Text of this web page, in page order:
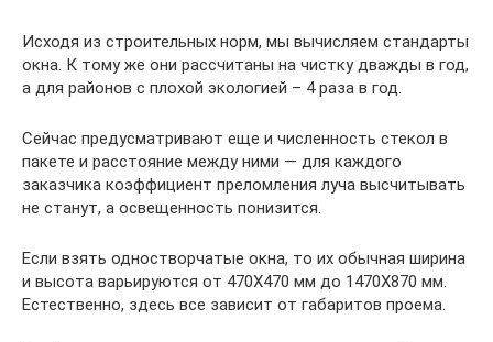
Исходя из строительных норм, мы вычисляем стандарты
окна. К тому же они рассчитаны на чистку дважды в год,
а для районов с плохой экологией – 4 раза в год.
Сейчас предусматривают еще и численность стекол в
пакете и расстояние между ними — для каждого
заказчика коэффициент преломления луча высчитывать
не станут, а освещенность понизится.
Если взять одностворчатые окна, то их обычная ширина
и высота варьируются от 470Х470 мм до 1470Х870 мм.
Естественно, здесь все зависит от габаритов проема.